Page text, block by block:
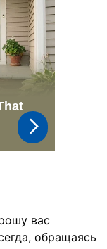
вас
обращаясь